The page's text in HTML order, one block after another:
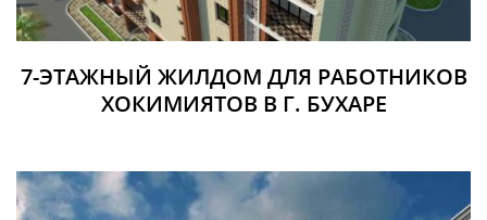
7-ЭТАЖНЫЙ ЖИЛДОМ ДЛЯ РАБОТНИКОВ
ХОКИМИЯТОВ В Г. БУХАРЕ